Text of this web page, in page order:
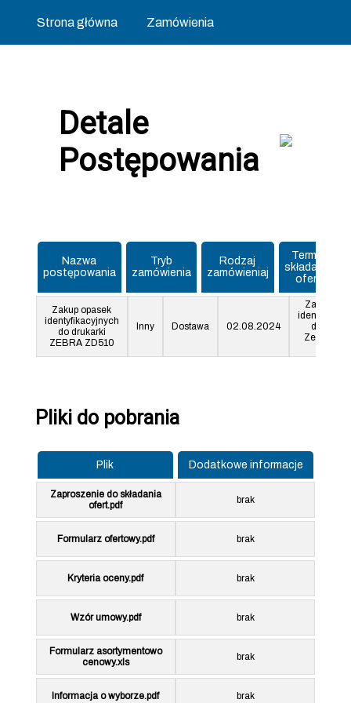
Strona główna Zamówienia
Detale
Postępowania
Nazwa
postępowania
Tryb
zamówienia
Rodzaj
zamówieniaj
Termin
składania
ofert
Zakup opasek
identyfikacyjnych
do drukarki
ZEBRA ZD510
Inny Dostawa 02.08.2024
Zakup
do
Zebra
Pliki do pobrania
Plik Dodatkowe informacje
Zaproszenie do składania
ofert.pdf
brak
Formularz ofertowy.pdf brak
Kryteria oceny.pdf brak
Wzór umowy.pdf brak
Formularz asortymentowo
cenowy.xls
brak
Informacja o wyborze.pdf brak